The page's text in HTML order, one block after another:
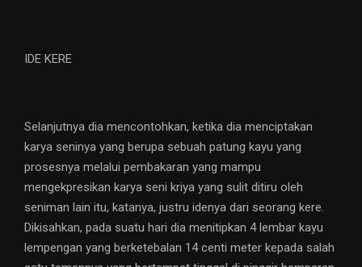
IDE KERE
Selanjutnya dia mencontohkan, ketika dia menciptakan
karya seninya yang berupa sebuah patung kayu yang
prosesnya melalui pembakaran yang mampu
mengekpresikan karya seni kriya yang sulit ditiru oleh
seniman lain itu, katanya, justru idenya dari seorang kere.
Dikisahkan, pada suatu hari dia menitipkan 4 lembar kayu
lempengan yang berketebalan 14 centi meter kepada salah